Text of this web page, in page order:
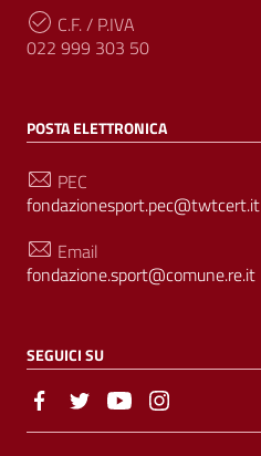
C.F. / P.IVA
022 999 303 50
POSTA ELETTRONICA
PEC
fondazionesport.pec@twtcert.it
Email
fondazione.sport@comune.re.it
SEGUICI SU